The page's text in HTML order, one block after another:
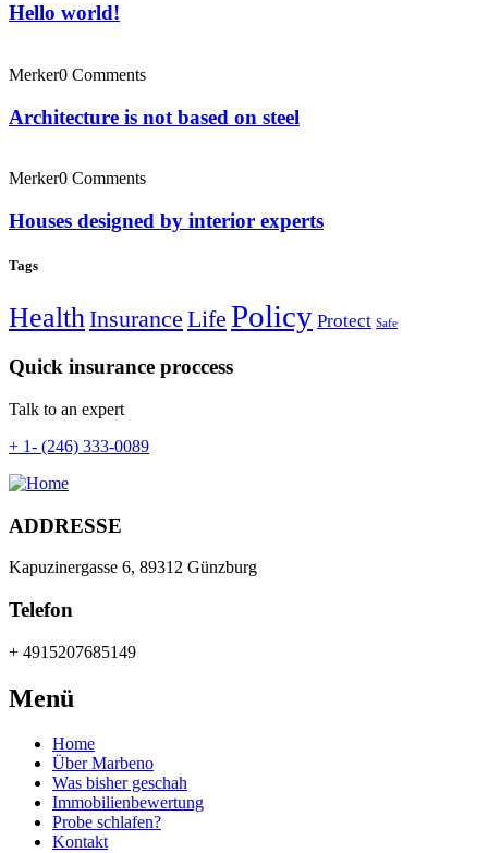
Hello world!
Merker0 Comments
Architecture is not based on steel
Merker0 Comments
Houses designed by interior experts
Tags
HealthInsurance Life Policy Protect Safe
Quick insurance proccess
Talk to an expert
+ 1- (246) 333-0089
ADDRESSE
Kapuzinergasse 6, 89312 Günzburg
Telefon
+ 4915207685149
Menü
Home
Über Marbeno
Was bisher geschah
Immobilienbewertung
Probe schlafen?
Kontakt